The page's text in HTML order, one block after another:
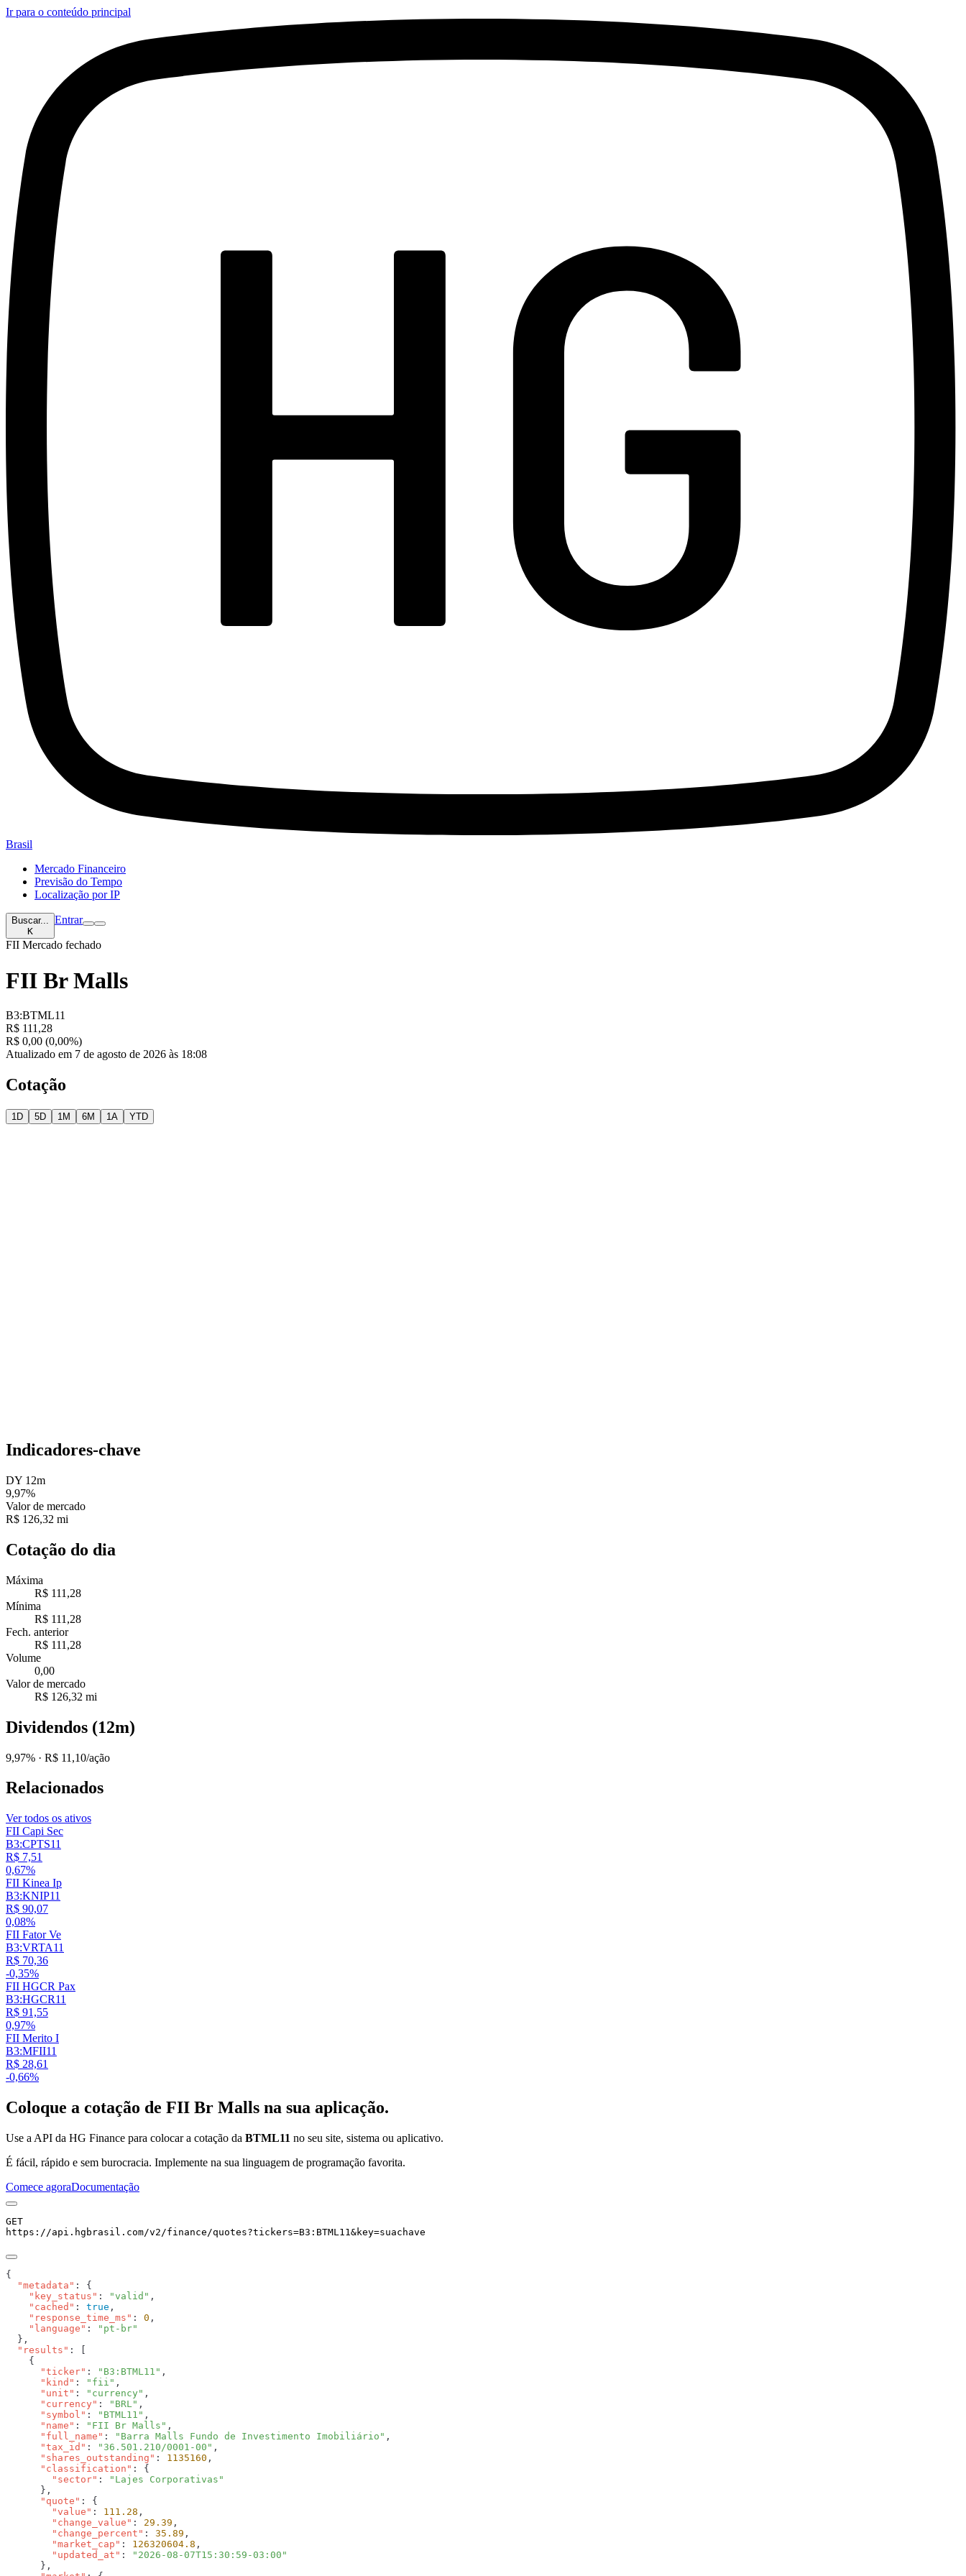
Ir para o conteúdo principal
Brasil
Mercado Financeiro
Previsão do Tempo
Localização por IP
Buscar...
K
Entrar
FII Mercado fechado
FII Br Malls
B3:BTML11
R$ 111,28
R$ 0,00 (0,00%)
Atualizado em 7 de agosto de 2026 às 18:08
Cotação
1D 5D 1M 6M 1A YTD
Indicadores-chave
DY 12m
9,97%
Valor de mercado
R$ 126,32 mi
Cotação do dia
Máxima
R$ 111,28
Mínima
R$ 111,28
Fech. anterior
R$ 111,28
Volume
0,00
Valor de mercado
R$ 126,32 mi
Dividendos (12m)
9,97% · R$ 11,10/ação
Relacionados
Ver todos os ativos
FII Capi Sec
B3:CPTS11
R$ 7,51
0,67%
FII Kinea Ip
B3:KNIP11
R$ 90,07
0,08%
FII Fator Ve
B3:VRTA11
R$ 70,36
-0,35%
FII HGCR Pax
B3:HGCR11
R$ 91,55
0,97%
FII Merito I
B3:MFII11
R$ 28,61
-0,66%
Coloque a cotação de FII Br Malls na sua aplicação.
Use a API da HG Finance para colocar a cotação da BTML11 no seu site, sistema ou aplicativo.
É fácil, rápido e sem burocracia. Implemente na sua linguagem de programação favorita.
Comece agoraDocumentação
GET
https://api.hgbrasil.com/v2/finance/quotes?tickers=B3:BTML11&key=suachave
  "metadata"
    "key_status"
: "valid"
    "cached"
: true
    "response_time_ms"
: 0
    "language"
:
  "results"
      "ticker"
: "B3:BTML11"
      "kind"
: "fii"
      "unit"
: "currency"
      "currency"
: "BRL"
      "symbol"
: "BTML11"
      "name"
: "FII Br Malls"
      "full_name"
: "Barra Malls Fundo de Investimento Imobiliário"
      "tax_id"
: "36.501.210/0001-00"
      "shares_outstanding"
: 1135160
      "classification"
        "sector"
:
      "quote"
        "value"
: 111.28
        "change_value"
: 29.39
        "change_percent"
: 35.89
        "market_cap"
: 126320604.8
        "updated_at"
: